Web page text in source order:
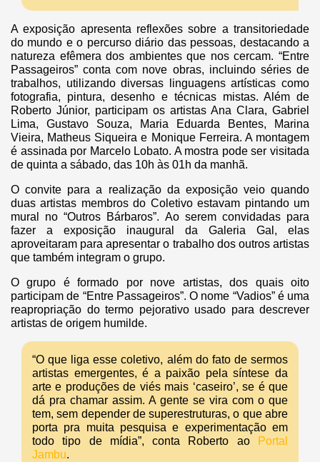
A exposição apresenta reflexões sobre a transitoriedade
do mundo e o percurso diário das pessoas, destacando a
natureza efêmera dos ambientes que nos cercam. “Entre
Passageiros” conta com nove obras, incluindo séries de
trabalhos, utilizando diversas linguagens artísticas como
fotografia, pintura, desenho e técnicas mistas. Além de
Roberto Júnior, participam os artistas Ana Clara, Gabriel
Lima, Gustavo Souza, Maria Eduarda Bentes, Marina
Vieira, Matheus Siqueira e Monique Ferreira. A montagem
é assinada por Marcelo Lobato. A mostra pode ser visitada
de quinta a sábado, das 10h às 01h da manhã.
O convite para a realização da exposição veio quando
duas artistas membros do Coletivo estavam pintando um
mural no “Outros Bárbaros”. Ao serem convidadas para
fazer a exposição inaugural da Galeria Gal, elas
aproveitaram para apresentar o trabalho dos outros artistas
que também integram o grupo.
O grupo é formado por nove artistas, dos quais oito
participam de “Entre Passageiros”. O nome “Vadios” é uma
reapropriação do termo pejorativo usado para descrever
artistas de origem humilde.
“O que liga esse coletivo, além do fato de sermos
artistas emergentes, é a paixão pela síntese da
arte e produções de viés mais ‘caseiro’, se é que
dá pra chamar assim. A gente se vira com o que
tem, sem depender de superestruturas, o que abre
porta pra muita pesquisa e experimentação em
todo tipo de mídia”, conta Roberto ao
Portal
Jambu.